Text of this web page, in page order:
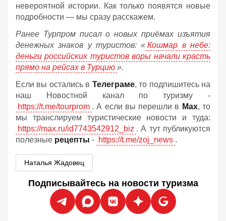
невероятной истории. Как только появятся новые
подробности — мы сразу расскажем.
Ранее Турпром писал о новых приёмах изъятия
денежных знаков у туристов: « Кошмар в небе:
деньги российских туристов воры начали красть
прямо на рейсах в Турцию ».
Если вы остались в Телеграме, то подпишитесь на
наш Новостной канал по туризму -
https://t.me/tourprom . А если вы перешли в Мах, то
мы транслируем туристические новости и туда:
https://max.ru/id7743542912_biz . А тут публикуются
полезные рецепты - https://t.me/zoj_news .
Наталья Жадовец
Подписывайтесь на новости туризма